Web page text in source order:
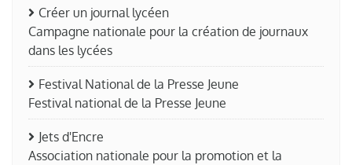
Créer un journal lycéen
Campagne nationale pour la création de journaux
dans les lycées
Festival National de la Presse Jeune
Festival national de la Presse Jeune
Jets d'Encre
Association nationale pour la promotion et la